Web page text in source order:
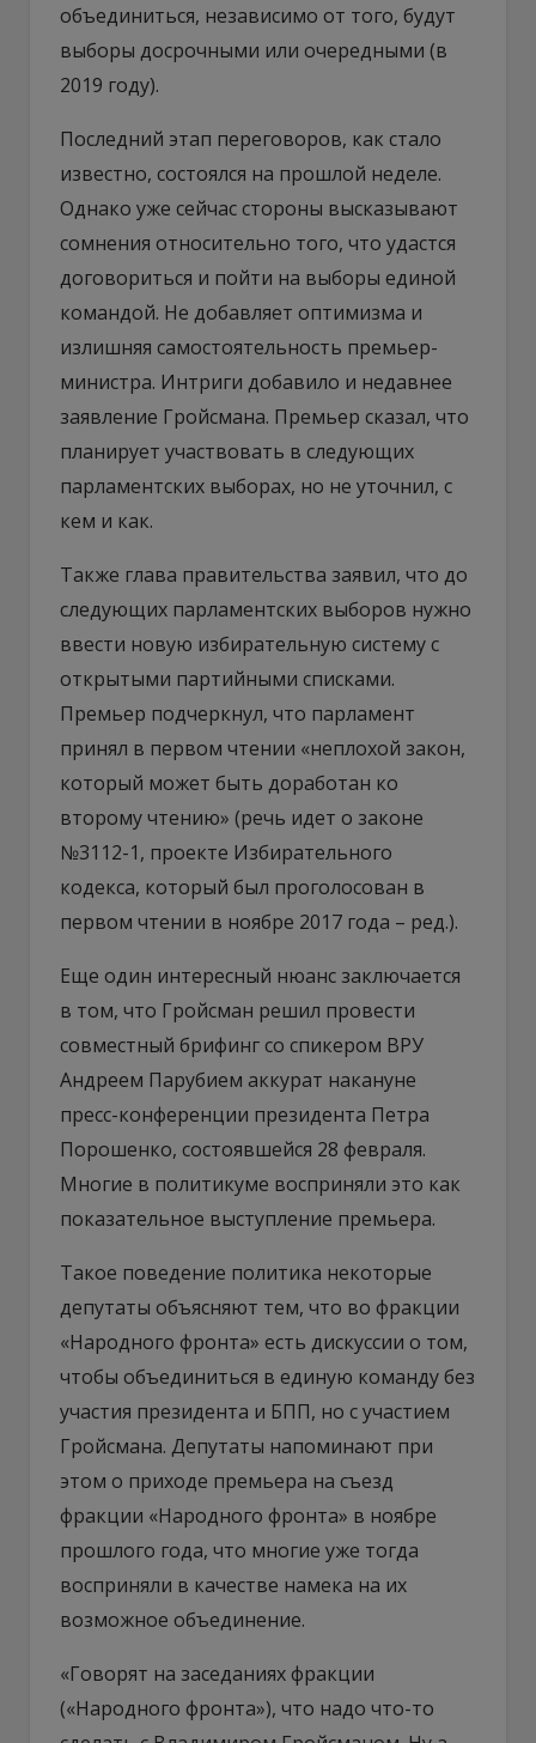
объединиться, независимо от того, будут
выборы досрочными или очередными (в
2019 году).
Последний этап переговоров, как стало
известно, состоялся на прошлой неделе.
Однако уже сейчас стороны высказывают
сомнения относительно того, что удастся
договориться и пойти на выборы единой
командой. Не добавляет оптимизма и
излишняя самостоятельность премьер-
министра. Интриги добавило и недавнее
заявление Гройсмана. Премьер сказал, что
планирует участвовать в следующих
парламентских выборах, но не уточнил, с
кем и как.
Также глава правительства заявил, что до
следующих парламентских выборов нужно
ввести новую избирательную систему с
открытыми партийными списками.
Премьер подчеркнул, что парламент
принял в первом чтении «неплохой закон,
который может быть доработан ко
второму чтению» (речь идет о законе
№3112-1, проекте Избирательного
кодекса, который был проголосован в
первом чтении в ноябре 2017 года – ред.).
Еще один интересный нюанс заключается
в том, что Гройсман решил провести
совместный брифинг со спикером ВРУ
Андреем Парубием аккурат накануне
пресс-конференции президента Петра
Порошенко, состоявшейся 28 февраля.
Многие в политикуме восприняли это как
показательное выступление премьера.
Такое поведение политика некоторые
депутаты объясняют тем, что во фракции
«Народного фронта» есть дискуссии о том,
чтобы объединиться в единую команду без
участия президента и БПП, но с участием
Гройсмана. Депутаты напоминают при
этом о приходе премьера на съезд
фракции «Народного фронта» в ноябре
прошлого года, что многие уже тогда
восприняли в качестве намека на их
возможное объединение.
«Говорят на заседаниях фракции
(«Народного фронта»), что надо что-то